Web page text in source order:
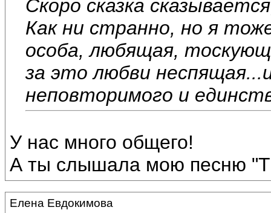
Скоро сказка
Как ни странно, но я
особа, любящая,
за это любви
неповторимого и
У нас много общего!
А ты слышала мою песню
Елена Евдокимова